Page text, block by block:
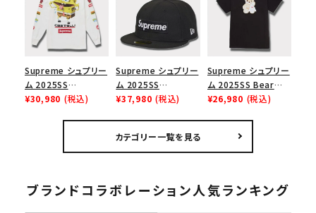
スロゴTシャツ ホワ
イト 白
ューズ ホワイト
ゴ 6パネル ネイビー
Supreme シュプリー
ム 2025SS
SpongeBob
グスリーブTシャツ
¥30,980 (税込)
Supreme シュプリー
ム 2025SS
Championship Box
ックスロゴニューエラ
キャップ ブラック 黒
¥37,980 (税込)
Supreme シュプリー
ム 2025SS Bear
Tee ベア Tシャツ ブ
¥26,980 (税込)
カテゴリー一覧を見る
ブランドコラボレーション人気ランキング